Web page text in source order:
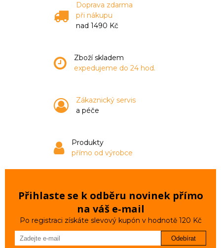
Doprava zdarma
při nákupu
nad 1490 Kč
Zboží skladem
expedujeme do 24 hod.
Zákaznický servis
a péče
Produkty
přímo od výrobce
Přihlaste se k odběru novinek přímo
na váš e‑mail
Po registraci získáte slevový kupón v hodnotě 120 Kč
Odebírat